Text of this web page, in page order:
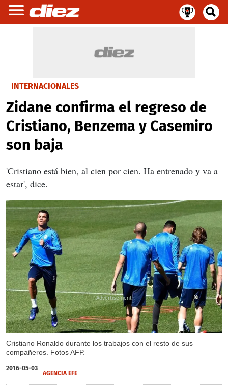
INTERNACIONALES
Zidane confirma el regreso de
Cristiano, Benzema y Casemiro
son baja
'Cristiano está bien, al cien por cien. Ha entrenado y va a
estar', dice.
Cristiano Ronaldo durante los trabajos con el resto de sus
compañeros. Fotos AFP.
X
X
2016-05-03
AGENCIA EFE